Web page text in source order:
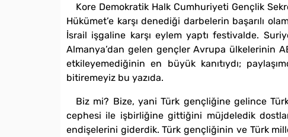
Kore Demokratik Halk Cumhuriyeti Gençlik
Hükümet’e karşı denediği darbelerin başarılı
İsrail işgaline karşı eylem yaptı festivalde.
Almanya’dan gelen gençler Avrupa ülkelerinin
etkileyemediğinin en büyük kanıtıydı;
bitiremeyiz bu yazıda.
Biz mi? Bize, yani Türk gençliğine gelince
cephesi ile işbirliğine gittiğini müjdeledik
endişelerini giderdik. Türk gençliğinin ve Türk